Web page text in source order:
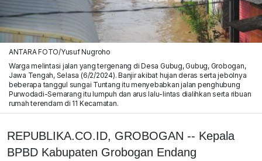
ANTARA FOTO/Yusuf Nugroho
Warga melintasi jalan yang tergenang di Desa Gubug, Gubug, Grobogan,
Jawa Tengah, Selasa (6/2/2024). Banjir akibat hujan deras serta jebolnya
beberapa tanggul sungai Tuntang itu menyebabkan jalan penghubung
Purwodadi-Semarang itu lumpuh dan arus lalu-lintas dialihkan serta ribuan
rumah terendam di 11 Kecamatan.
REPUBLIKA.CO.ID, GROBOGAN -- Kepala
BPBD Kabupaten Grobogan Endang